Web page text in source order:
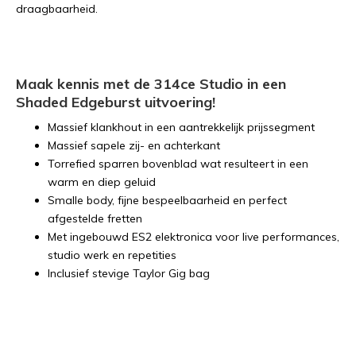
draagbaarheid.
Maak kennis met de 314ce Studio in een
Shaded Edgeburst uitvoering!
Massief klankhout in een aantrekkelijk prijssegment
Massief sapele zij- en achterkant
Torrefied sparren bovenblad wat resulteert in een
warm en diep geluid
Smalle body, fijne bespeelbaarheid en perfect
afgestelde fretten
Met ingebouwd ES2 elektronica voor live performances,
studio werk en repetities
Inclusief stevige Taylor Gig bag